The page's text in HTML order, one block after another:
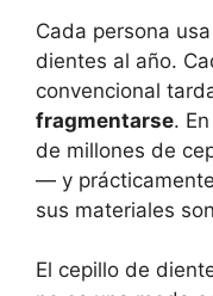
Cada persona
dientes al año.
convencional
fragmentarse.
de millones de
— y
sus materiales
El cepillo de